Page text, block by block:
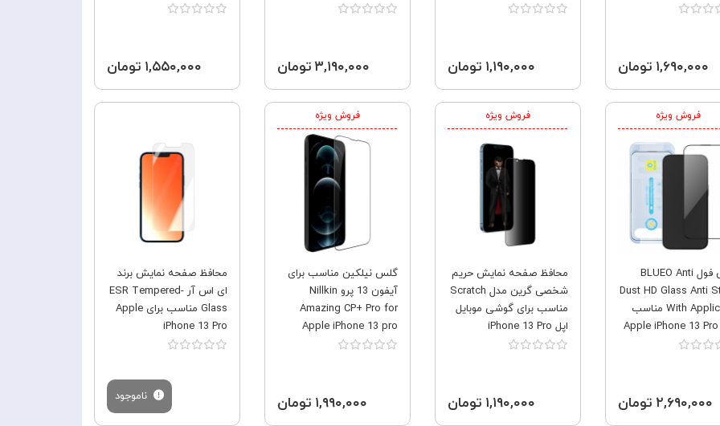
Apple iPhone
۱,۶۹۰,۰۰۰ تومان
مناسب برای Apple iPhone
۱,۱۹۰,۰۰۰ تومان ۳,۱۹۰,۰۰۰ تومان ۱,۵۵۰,۰۰۰ تومان
فروش ویژه
گلس فول BLUEO Anti
Dust HD Glass Anti
With Applicator مناسب
۲,۶۹۰,۰۰۰ تومان
فروش ویژه
محافظ صفحه نمایش حریم
شخصی گرین مدل Scratch
مناسب برای گوشی موبایل
اپل iPhone 13 Pro
۱,۱۹۰,۰۰۰ تومان
فروش ویژه
گلس نیلکین مناسب برای
آیفون 13 پرو Nillkin
Amazing CP+ Pro for
Apple iPhone 13 pro
۱,۹۹۰,۰۰۰ تومان
محافظ صفحه نمایش برند
ای اس آر ESR Tempered-
Glass مناسب برای Apple
iPhone 13 Pro
ناموجود